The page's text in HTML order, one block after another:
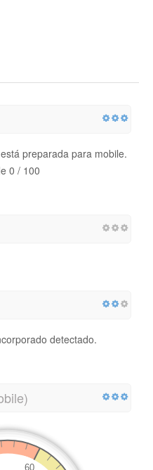
preparada para mobile.
0 / 100
detectado.